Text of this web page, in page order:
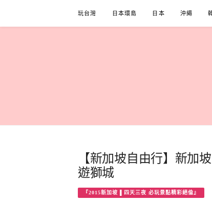
content
玩台灣 日本環島 日本 沖繩
【新加坡自由行】新加
遊獅城
『2015新加坡 ▌四天三夜 必玩景點精彩絕倫』